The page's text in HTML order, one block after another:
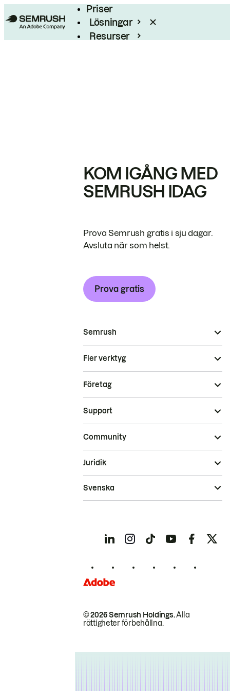
Priser
Lösningar
Resurser
KOM IGÅNG MED
SEMRUSH IDAG
Prova Semrush gratis i sju dagar.
Avsluta när som helst.
Prova gratis
Semrush
Fler verktyg
Företag
Support
Community
© 2026 Semrush Holdings.Alla
rättigheter förbehållna.
Juridik
Svenska